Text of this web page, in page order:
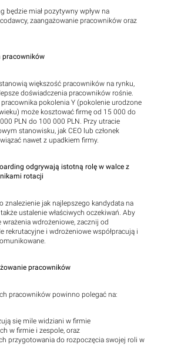
będzie miał pozytywny wpływ na
zaangażowanie pracowników oraz
pracowników
większość pracowników na rynku,
doświadczenia pracowników rośnie.
pracownika pokolenia Y (pokolenie urodzone
może kosztować firmę od 15 000 do
PLN do 100 000 PLN. Przy utracie
stanowisku, jak CEO lub członek
nawet z upadkiem firmy.
odgrywają istotną rolę w walce z
rotacji
znalezienie jak najlepszego kandydata na
ustalenie właściwych oczekiwań. Aby
wrażenia wdrożeniowe, zacznij od
rekrutacyjne i wdrożeniowe współpracują i
pracowników
pracowników powinno polegać na:
się mile widziani w firmie
w firmie i zespole, oraz
przygotowania do rozpoczęcia swojej roli w